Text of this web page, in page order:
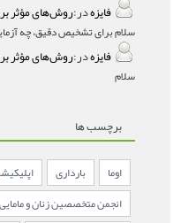
فایزهدر:روش‌های مؤثر
فایزهدر:روش‌های مؤثر
سلام
برچسب ها
اوما بارداری
انجمن متخصصین زنان و